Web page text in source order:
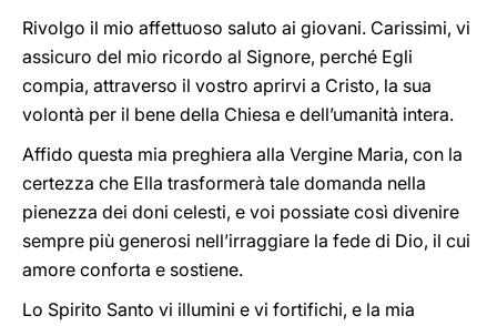
Rivolgo il mio affettuoso saluto ai giovani. Carissimi, vi
assicuro del mio ricordo al Signore, perché Egli
compia, attraverso il vostro aprirvi a Cristo, la sua
volontà per il bene della Chiesa e dell’umanità intera.
Affido questa mia preghiera alla Vergine Maria, con la
certezza che Ella trasformerà tale domanda nella
pienezza dei doni celesti, e voi possiate così divenire
sempre più generosi nell’irraggiare la fede di Dio, il cui
amore conforta e sostiene.
Lo Spirito Santo vi illumini e vi fortifichi, e la mia